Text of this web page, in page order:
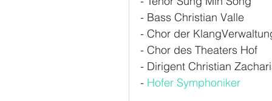
- Bass Christian Valle
- Chor der
- Chor des Theaters Hof
- Dirigent Christian
- Hofer Symphoniker